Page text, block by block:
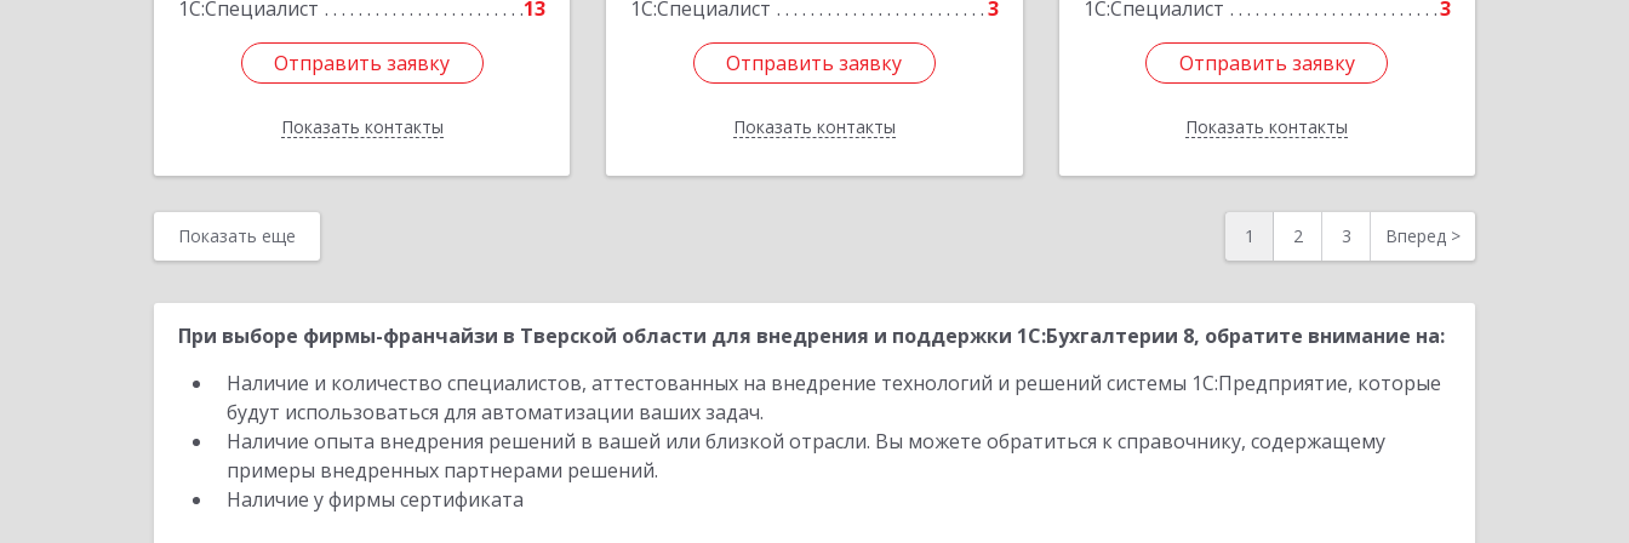
1С:Специалист
13
Отправить заявку
Показать контакты
Отправить заявку
Назад
1С:Специалист
3
Отправить заявку
Показать контакты
Отправить заявку
Назад
1С:Специалист
3
Отправить заявку
Показать контакты
Отправить заявку
Назад
Показать еще 1 2 3 Вперед >
При выборе фирмы-франчайзи в Тверской области для внедрения и поддержки 1С:Бухгалтерии 8, обратите внимание на:
Наличие и количество специалистов, аттестованных на внедрение технологий и решений системы 1С:Предприятие, которые
будут использоваться для автоматизации ваших задач.
Наличие опыта внедрения решений в вашей или близкой отрасли. Вы можете обратиться к справочнику, содержащему
примеры внедренных партнерами решений.
Наличие у фирмы сертификата